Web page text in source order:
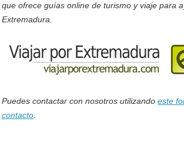
que ofrece guías online de turismo y viaje para
Extremadura.
Puedes contactar con nosotros utilizandoeste
contacto